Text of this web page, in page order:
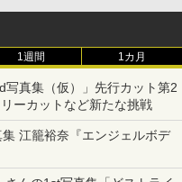
1週間 1カ月
写真集（仮）」先行カット第2
ーカットなど新たな挑戦
集 江籠裕奈『エンジェルボデ